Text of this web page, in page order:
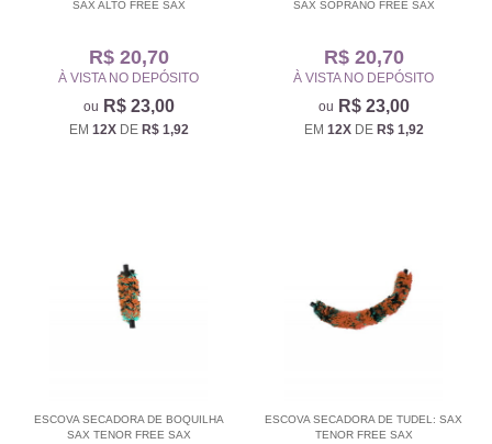
SAX ALTO FREE SAX
R$ 20,70
À VISTA NO DEPÓSITO
R$ 23,00
EM 12XDE R$ 1,92
SAX SOPRANO FREE SAX
R$ 20,70
À VISTA NO DEPÓSITO
R$ 23,00
EM 12XDE R$ 1,92
ESCOVA SECADORA DE BOQUILHA
SAX TENOR FREE SAX
ESCOVA SECADORA DE TUDEL: SAX
TENOR FREE SAX